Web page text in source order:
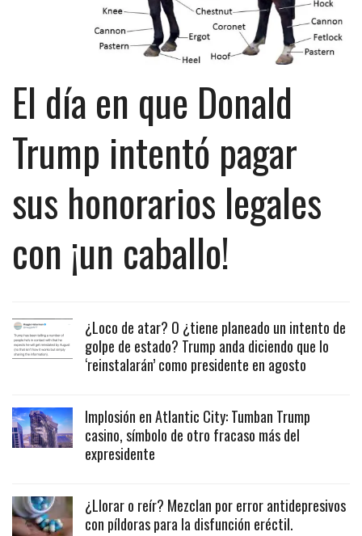
El día en que Donald
Trump intentó pagar
sus honorarios legales
con ¡un caballo!
¿Loco de atar? O ¿tiene planeado un intento de
golpe de estado? Trump anda diciendo que lo
‘reinstalarán’ como presidente en agosto
Implosión en Atlantic City: Tumban Trump
casino, símbolo de otro fracaso más del
expresidente
¿Llorar o reír? Mezclan por error antidepresivos
con píldoras para la disfunción eréctil.